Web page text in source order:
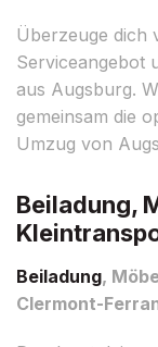
Überzeuge dich
Serviceangebot
aus Augsburg.
gemeinsam die
Umzug von
Beiladung,
Beiladung,
Clermont-